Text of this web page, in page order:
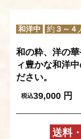
和洋中 約 ３～４
和の粋、洋の
ィ豊かな和洋
ださい。
税込39,000 円
送料